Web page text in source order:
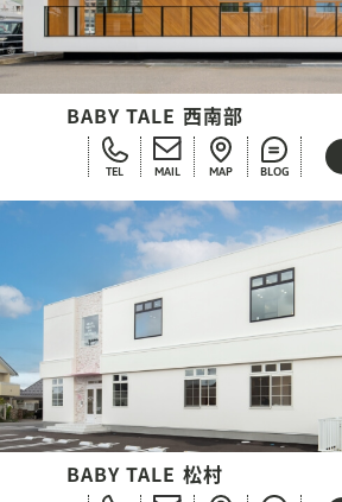
BABY TALE 西南部
TEL MAIL MAP BLOG
BABY TALE 松村